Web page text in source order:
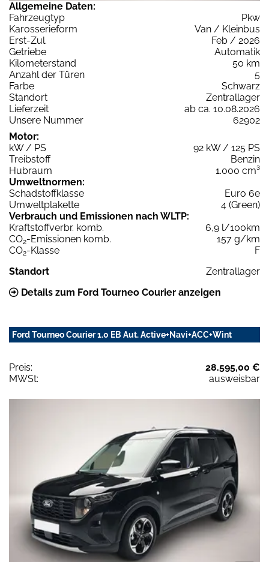
Allgemeine Daten:
Fahrzeugtyp
Pkw
Karosserieform
Van / Kleinbus
Erst-Zul.
Feb / 2026
Getriebe
Automatik
Kilometerstand
50 km
Anzahl der Türen
5
Farbe
Schwarz
Standort
Zentrallager
Lieferzeit
ab ca. 10.08.2026
Unsere Nummer
62902
Motor:
kW / PS
92 kW / 125 PS
Treibstoff
Benzin
Hubraum
1.000 cm³
Umweltnormen:
Schadstoffklasse
Euro 6e
Umweltplakette
4 (Green)
Verbrauch und Emissionen nach WLTP:
Kraftstoffverbr. komb.
6,9 l/100km
CO2-Emissionen komb.
157 g/km
CO2-Klasse
F
Standort
Zentrallager
Details zum Ford Tourneo Courier anzeigen
Ford Tourneo Courier 1.0 EB Aut. Active+Navi+ACC+Wint
Preis:
28.595,00 €
MWSt:
ausweisbar